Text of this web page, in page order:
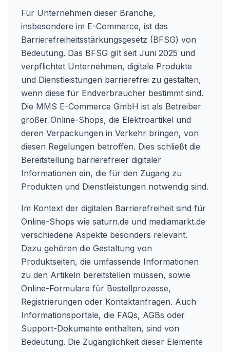
Für Unternehmen dieser Branche,
insbesondere im E-Commerce, ist das
Barrierefreiheitsstärkungsgesetz (BFSG) von
Bedeutung. Das BFSG gilt seit Juni 2025 und
verpflichtet Unternehmen, digitale Produkte
und Dienstleistungen barrierefrei zu gestalten,
wenn diese für Endverbraucher bestimmt sind.
Die MMS E-Commerce GmbH ist als Betreiber
großer Online-Shops, die Elektroartikel und
deren Verpackungen in Verkehr bringen, von
diesen Regelungen betroffen. Dies schließt die
Bereitstellung barrierefreier digitaler
Informationen ein, die für den Zugang zu
Produkten und Dienstleistungen notwendig sind.
Im Kontext der digitalen Barrierefreiheit sind für
Online-Shops wie saturn.de und mediamarkt.de
verschiedene Aspekte besonders relevant.
Dazu gehören die Gestaltung von
Produktseiten, die umfassende Informationen
zu den Artikeln bereitstellen müssen, sowie
Online-Formulare für Bestellprozesse,
Registrierungen oder Kontaktanfragen. Auch
Informationsportale, die FAQs, AGBs oder
Support-Dokumente enthalten, sind von
Bedeutung. Die Zugänglichkeit dieser Elemente